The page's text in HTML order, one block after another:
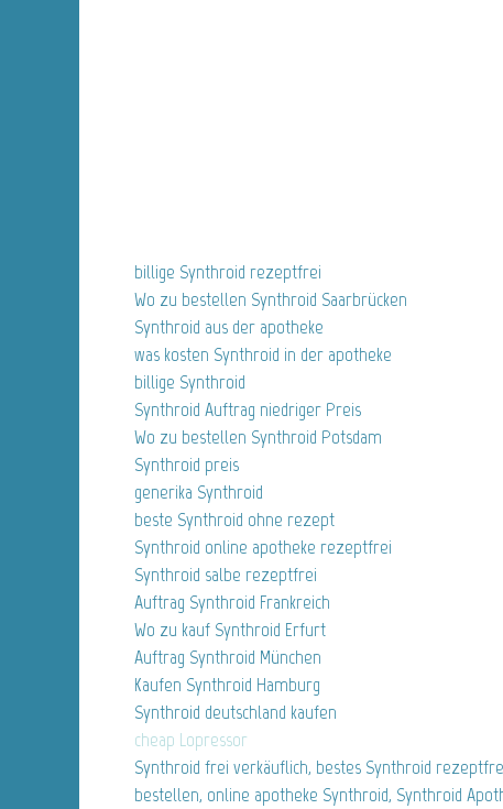
billige Synthroid rezeptfrei
Wo zu bestellen Synthroid Saarbrücken
Synthroid aus der apotheke
was kosten Synthroid in der apotheke
billige Synthroid
Synthroid Auftrag niedriger Preis
Wo zu bestellen Synthroid Potsdam
Synthroid preis
generika Synthroid
beste Synthroid ohne rezept
Synthroid online apotheke rezeptfrei
Synthroid salbe rezeptfrei
Auftrag Synthroid Frankreich
Wo zu kauf Synthroid Erfurt
Auftrag Synthroid München
Kaufen Synthroid Hamburg
Synthroid deutschland kaufen
cheap Lopressor
Synthroid frei verkäuflich, bestes Synthroid
bestellen, online apotheke Synthroid, Synthroid